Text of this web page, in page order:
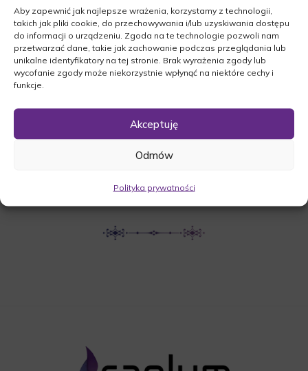
Aby zapewnić jak najlepsze wrażenia, korzystamy z technologii,
takich jak pliki cookie, do przechowywania i/lub uzyskiwania dostępu
do informacji o urządzeniu. Zgoda na te technologie pozwoli nam
przetwarzać dane, takie jak zachowanie podczas przeglądania lub
unikalne identyfikatory na tej stronie. Brak wyrażenia zgody lub
wycofanie zgody może niekorzystnie wpłynąć na niektóre cechy i
funkcje.
Akceptuję
Odmów
Polityka prywatności
rozpocznie się po mszy św. na cmentarzu
komunalnym w Skwierzynie.
Międzyrzecka 12B, 66-440 Skwierzyna
UDOSTĘPNIJ NEKROLOG